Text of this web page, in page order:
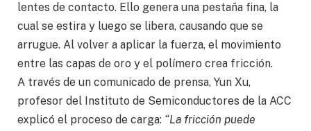
lentes de contacto. Ello genera una pestaña fina, la
cual se estira y luego se libera, causando que se
arrugue. Al volver a aplicar la fuerza, el movimiento
entre las capas de oro y el polímero crea fricción.
A través de un comunicado de prensa, Yun Xu,
profesor del Instituto de Semiconductores de la ACC
explicó el proceso de carga: “La fricción puede